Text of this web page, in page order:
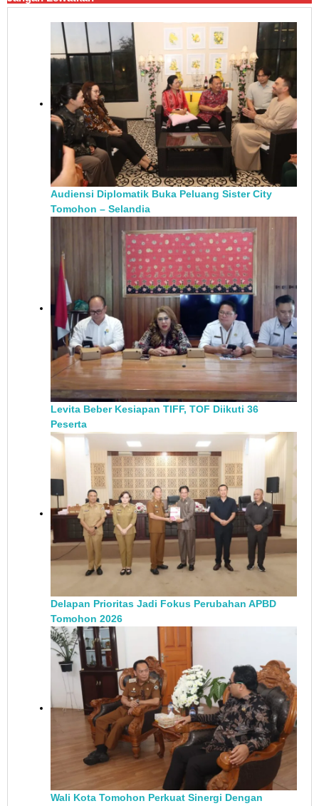
Audiensi Diplomatik Buka Peluang Sister City
Tomohon – Selandia
Levita Beber Kesiapan TIFF, TOF Diikuti 36
Peserta
Delapan Prioritas Jadi Fokus Perubahan APBD
Tomohon 2026
Wali Kota Tomohon Perkuat Sinergi Dengan